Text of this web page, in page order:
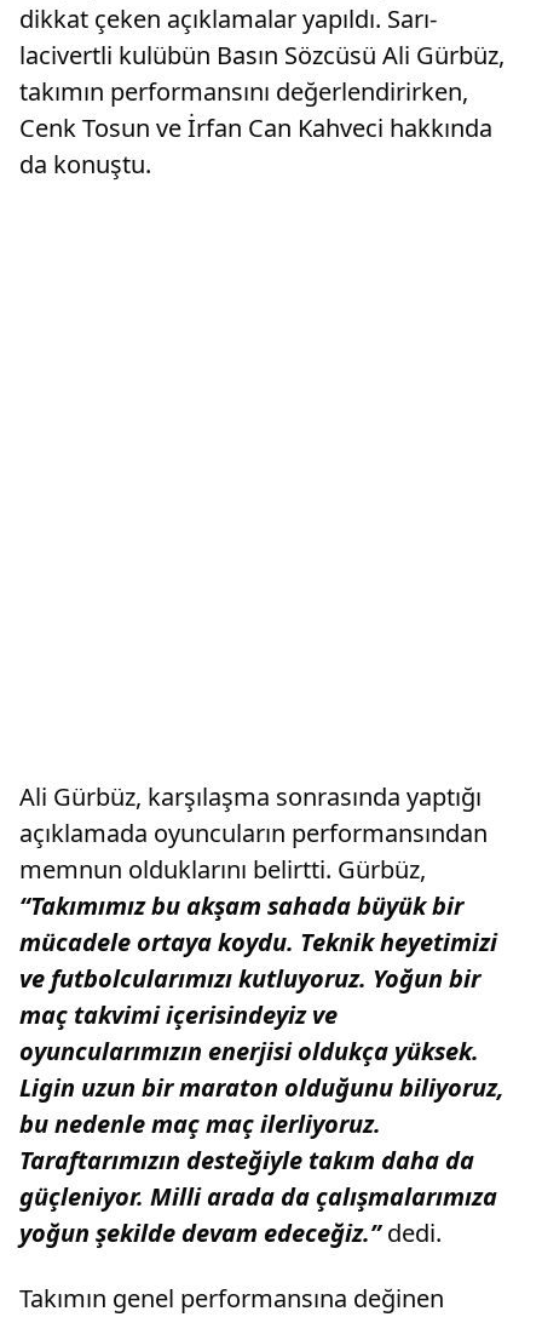
dikkat çeken açıklamalar yapıldı. Sarı-
lacivertli kulübün Basın Sözcüsü Ali Gürbüz,
takımın performansını değerlendirirken,
Cenk Tosun ve İrfan Can Kahveci hakkında
da konuştu.
Ali Gürbüz, karşılaşma sonrasında yaptığı
açıklamada oyuncuların performansından
memnun olduklarını belirtti. Gürbüz,
“Takımımız bu akşam sahada büyük bir
mücadele ortaya koydu. Teknik heyetimizi
ve futbolcularımızı kutluyoruz. Yoğun bir
maç takvimi içerisindeyiz ve
oyuncularımızın enerjisi oldukça yüksek.
Ligin uzun bir maraton olduğunu biliyoruz,
bu nedenle maç maç ilerliyoruz.
Taraftarımızın desteğiyle takım daha da
güçleniyor. Milli arada da çalışmalarımıza
yoğun şekilde devam edeceğiz.” dedi.
Takımın genel performansına değinen